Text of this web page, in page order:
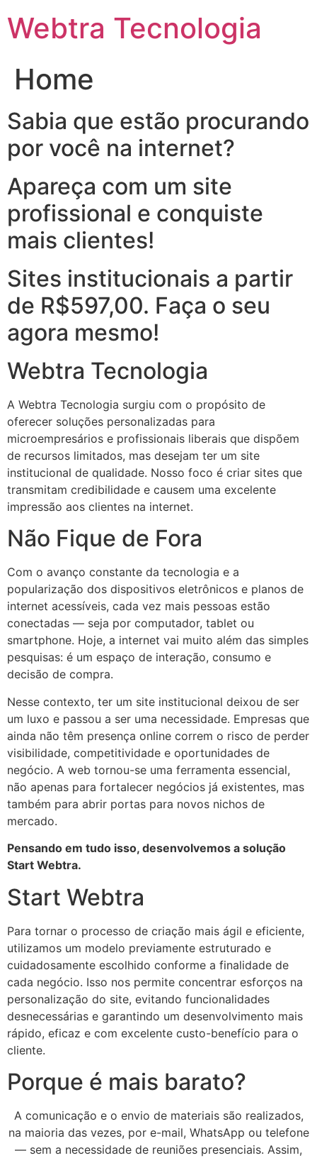
para
Webtra Tecnologia
Home
Sabia que estão procurando
por você na internet?
Apareça com um site
profissional e conquiste
mais clientes!
Sites institucionais a partir
de R$597,00. Faça o seu
agora mesmo!
Webtra Tecnologia
A Webtra Tecnologia surgiu com o propósito de
oferecer soluções personalizadas para
microempresários e profissionais liberais que dispõem
de recursos limitados, mas desejam ter um site
institucional de qualidade. Nosso foco é criar sites que
transmitam credibilidade e causem uma excelente
impressão aos clientes na internet.
Não Fique de Fora
Com o avanço constante da tecnologia e a
popularização dos dispositivos eletrônicos e planos de
internet acessíveis, cada vez mais pessoas estão
conectadas — seja por computador, tablet ou
smartphone. Hoje, a internet vai muito além das simples
pesquisas: é um espaço de interação, consumo e
decisão de compra.
Nesse contexto, ter um site institucional deixou de ser
um luxo e passou a ser uma necessidade. Empresas que
ainda não têm presença online correm o risco de perder
visibilidade, competitividade e oportunidades de
negócio. A web tornou-se uma ferramenta essencial,
não apenas para fortalecer negócios já existentes, mas
também para abrir portas para novos nichos de
mercado.
Pensando em tudo isso, desenvolvemos a solução
Start Webtra.
Start Webtra
Para tornar o processo de criação mais ágil e eficiente,
utilizamos um modelo previamente estruturado e
cuidadosamente escolhido conforme a finalidade de
cada negócio. Isso nos permite concentrar esforços na
personalização do site, evitando funcionalidades
desnecessárias e garantindo um desenvolvimento mais
rápido, eficaz e com excelente custo-benefício para o
cliente.
Porque é mais barato?
A comunicação e o envio de materiais são realizados,
na maioria das vezes, por e-mail, WhatsApp ou telefone
— sem a necessidade de reuniões presenciais. Assim,